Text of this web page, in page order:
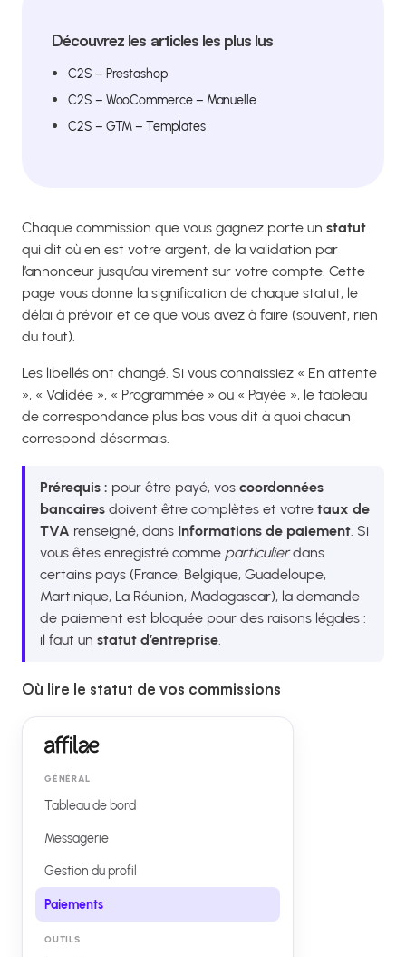
Découvrez les articles les plus lus
C2S – Prestashop
C2S – WooCommerce – Manuelle
C2S – GTM – Templates
Chaque commission que vous gagnez porte un statut
qui dit où en est votre argent, de la validation par
l’annonceur jusqu’au virement sur votre compte. Cette
page vous donne la signification de chaque statut, le
délai à prévoir et ce que vous avez à faire (souvent, rien
du tout).
Les libellés ont changé. Si vous connaissiez « En attente
», « Validée », « Programmée » ou « Payée », le tableau
de correspondance plus bas vous dit à quoi chacun
correspond désormais.
Prérequis : pour être payé, vos coordonnées
bancaires doivent être complètes et votre taux de
TVA renseigné, dans Informations de paiement . Si
vous êtes enregistré comme particulierdans
certains pays (France, Belgique, Guadeloupe,
Martinique, La Réunion, Madagascar), la demande
de paiement est bloquée pour des raisons légales :
il faut un statut d’entreprise
Où lire le statut de vos commissions
GÉNÉRAL
Tableau de bord
Messagerie
Gestion du profil
Paiements
OUTILS